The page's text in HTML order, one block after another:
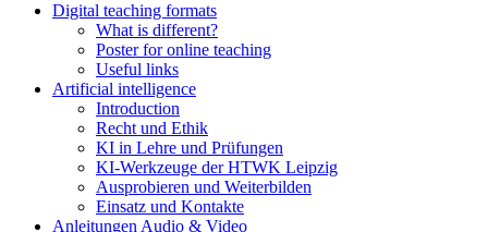
Digital teaching formats
What is different?
Poster for online teaching
Useful links
Artificial intelligence
Introduction
Recht und Ethik
KI in Lehre und Prüfungen
KI-Werkzeuge der HTWK Leipzig
Ausprobieren und Weiterbilden
Einsatz und Kontakte
Anleitungen Audio & Video